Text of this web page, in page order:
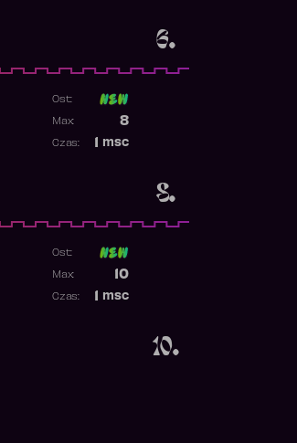
6.
8.
Ost:
8
Max:
msc
Czas:
10.
Ost:
10
Max:
msc
Czas: